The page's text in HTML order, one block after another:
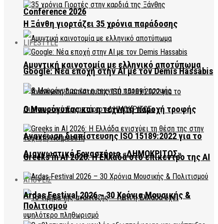
Conference 2026
Αμυντική καινοτομία με ελληνικό αποτύπωμα
Ανανέωση διαπίστευσης ISO 15189:2022 για το
Διαγνωστικό Εργαστήριο «ΔΗΜΟΚΡΙΤΟΣ»
ΑΠΟΨΕΙΣ
Η Ξάνθη γιορτάζει 35 χρόνια παράδοσης
LIFESTYLE
Google: Νέα εποχή στην AI με τον Demis Hassabis
Ο Μαυρόγυπας και η τεχνητή παροχή τροφής
Greeks in AI 2026: Η Ελλάδα στο επίκεντρο της AI
Ardas Festival 2026 – 30 Χρόνια Μουσικής &
Πολιτισμού